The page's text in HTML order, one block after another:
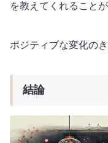
を教えてくれることが
ポジティブな変化の
結論